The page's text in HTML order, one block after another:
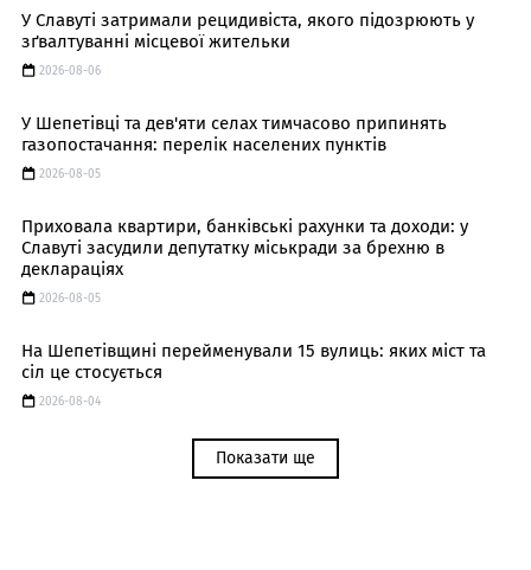
У Славуті затримали рецидивіста, якого підозрюють у
зґвалтуванні місцевої жительки
2026-08-06
У Шепетівці та дев'яти селах тимчасово припинять
газопостачання: перелік населених пунктів
2026-08-05
Приховала квартири, банківські рахунки та доходи: у
Славуті засудили депутатку міськради за брехню в
деклараціях
2026-08-05
На Шепетівщині перейменували 15 вулиць: яких міст та
сіл це стосується
2026-08-04
Показати ще